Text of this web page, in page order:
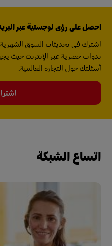
احصل على رؤى لوجستية عبر
اشترك في تحديثات السوق
ندوات حصرية عبر الإنترنت حيث
أسئلتك حول التجارة العالمية.
اتساع الشبكة